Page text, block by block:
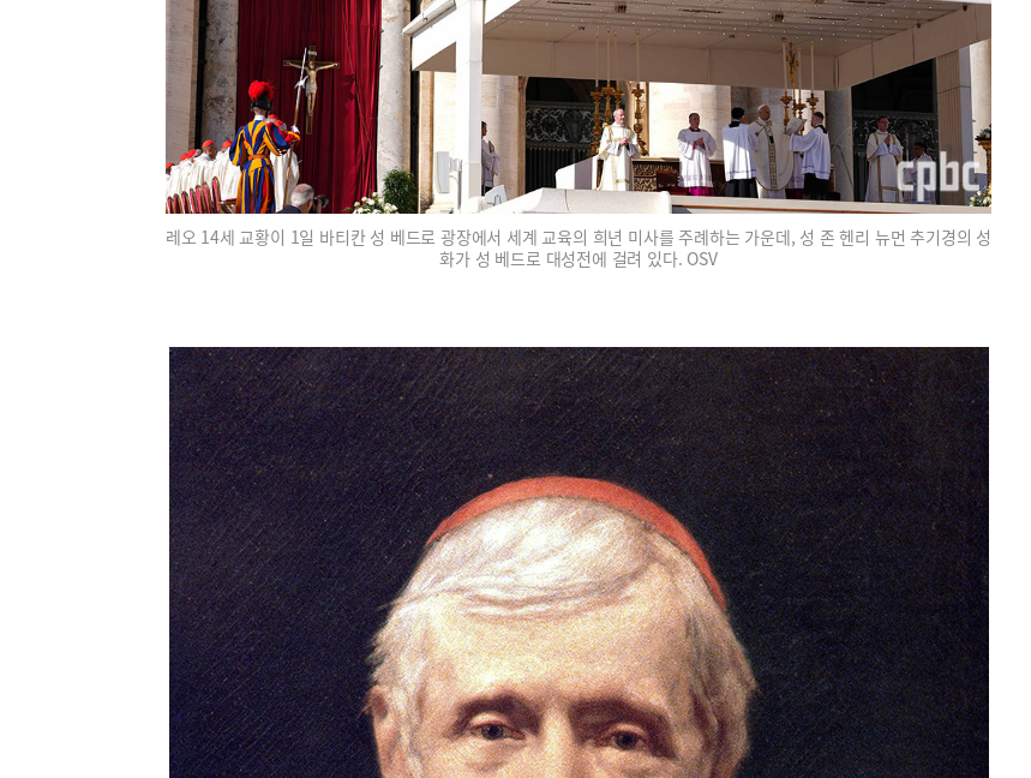
레오 14세 교황이 1일 바티칸 성 베드로 광장에서 세계 교육의 희년 미사를 주례하는 가운데, 성 존 헨리 뉴먼 추기경의 성
화가 성 베드로 대성전에 걸려 있다. OSV